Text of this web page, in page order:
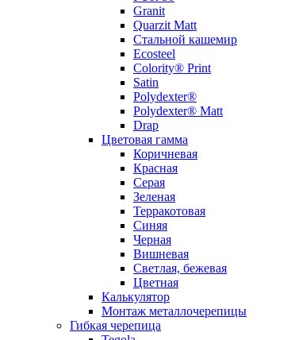
Granit
Quarzit Matt
Стальной кашемир
Ecosteel
Colority® Print
Satin
Polydexter®
Polydexter® Matt
Drap
Цветовая гамма
Коричневая
Красная
Серая
Зеленая
Терракотовая
Синяя
Черная
Вишневая
Светлая, бежевая
Цветная
Калькулятор
Монтаж металлочерепицы
Гибкая черепица